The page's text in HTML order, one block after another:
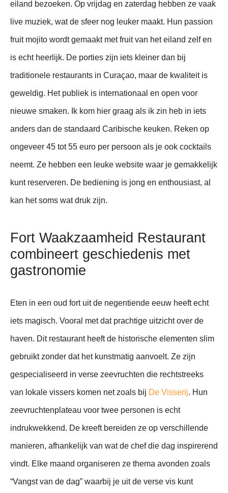
eiland bezoeken. Op vrijdag en zaterdag hebben ze vaak
live muziek, wat de sfeer nog leuker maakt. Hun passion
fruit mojito wordt gemaakt met fruit van het eiland zelf en
is echt heerlijk. De porties zijn iets kleiner dan bij
traditionele restaurants in Curaçao, maar de kwaliteit is
geweldig. Het publiek is internationaal en open voor
nieuwe smaken. Ik kom hier graag als ik zin heb in iets
anders dan de standaard Caribische keuken. Reken op
ongeveer 45 tot 55 euro per persoon als je ook cocktails
neemt. Ze hebben een leuke website waar je gemakkelijk
kunt reserveren. De bediening is jong en enthousiast, al
kan het soms wat druk zijn.
Fort Waakzaamheid Restaurant
combineert geschiedenis met
gastronomie
Eten in een oud fort uit de negentiende eeuw heeft echt
iets magisch. Vooral met dat prachtige uitzicht over de
haven. Dit restaurant heeft de historische elementen slim
gebruikt zonder dat het kunstmatig aanvoelt. Ze zijn
gespecialiseerd in verse zeevruchten die rechtstreeks
van lokale vissers komen net zoals bij De Visserij. Hun
zeevruchtenplateau voor twee personen is echt
indrukwekkend. De kreeft bereiden ze op verschillende
manieren, afhankelijk van wat de chef die dag inspirerend
vindt. Elke maand organiseren ze thema avonden zoals
“Vangst van de dag” waarbij je uit de verse vis kunt